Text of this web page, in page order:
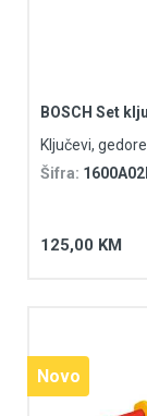
BOSCH Set
Ključevi,
Šifra:
125,00 KM
Novo